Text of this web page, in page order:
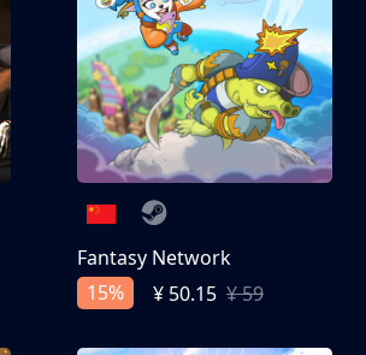
Fantasy Network
15%
¥ 50.15 ¥ 59